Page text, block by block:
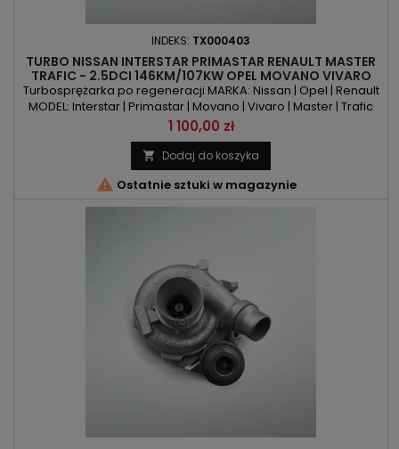
INDEKS: TX000403
TURBO NISSAN INTERSTAR PRIMASTAR RENAULT MASTER
TRAFIC - 2.5DCI 146KM/107KW OPEL MOVANO VIVARO
2.5CDTI 146KM/107KW
Turbosprężarka po regeneracji MARKA: Nissan | Opel | Renault
MODEL: Interstar | Primastar | Movano | Vivaro | Master | Trafic
KOD SILNIKA: G9U | G9U 630 | G9U 632 POJEMNOŚĆ: 2464ccm
2.5 DCI / CDTI MOC: 146KM | 107kW ROK PRODUKCJI: Od 2006r
Cena
1 100,00 zł
 Dodaj do koszyka
 Ostatnie sztuki w magazynie